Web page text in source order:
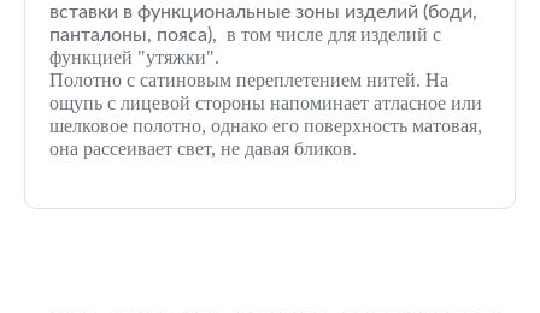
вставки в функциональные зоны изделий (боди,
панталоны, пояса), в том числе для изделий с
функцией "утяжки".
Полотно с сатиновым переплетением нитей. На
ощупь с лицевой стороны напоминает атласное или
шелковое полотно, однако его поверхность матовая,
она рассеивает свет, не давая бликов.